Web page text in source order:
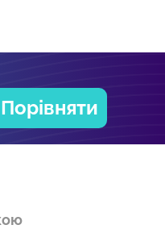
Порівняти